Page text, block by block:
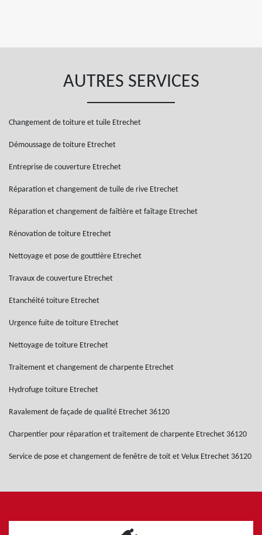
AUTRES SERVICES
Changement de toiture et tuile Etrechet
Démoussage de toiture Etrechet
Entreprise de couverture Etrechet
Réparation et changement de tuile de rive Etrechet
Réparation et changement de faîtière et faîtage Etrechet
Rénovation de toiture Etrechet
Nettoyage et pose de gouttière Etrechet
Travaux de couverture Etrechet
Etanchéité toiture Etrechet
Urgence fuite de toiture Etrechet
Nettoyage de toiture Etrechet
Traitement et changement de charpente Etrechet
Hydrofuge toiture Etrechet
Ravalement de façade de qualité Etrechet 36120
Charpentier pour réparation et traitement de charpente Etrechet 36120
Service de pose et changement de fenêtre de toit et Velux Etrechet 36120